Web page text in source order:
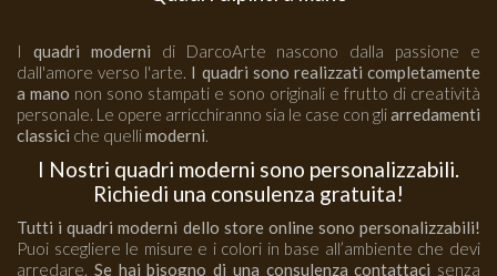
I quadri moderni di DarcoArte nascono dalla passione e
dall'amore verso l'arte. I quadri sono realizzati completamente
a mano non sono stampati e sono originali e frutto di creatività
personale. Le opere arricchiranno sia le case con gliarredamenti
classici che quellimoderni.
I Nostri quadri moderni sono personalizzabili.
Richiedi una consulenza gratuita!
Tutti i quadri moderni dello store online sono personalizzabili!
Puoi scegliere le misure e i colori in base all’ambiente che devi
arredare. Se hai bisogno di una consulenza contattaci senza